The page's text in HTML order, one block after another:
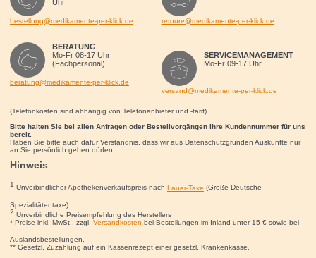
Uhr
bestellung@medikamente-per-klick.de
BERATUNG
Mo-Fr 08-17 Uhr
(Fachpersonal)
beratung@medikamente-per-klick.de
retoure@medikamente-per-klick.de
SERVICEMANAGEMENT
Mo-Fr 09-17 Uhr
versand@medikamente-per-klick.de
(Telefonkosten sind abhängig von Telefonanbieter und -tarif)
Bitte halten Sie bei allen Anfragen oder Bestellvorgängen Ihre Kundennummer für uns
bereit.
Haben Sie bitte auch dafür Verständnis, dass wir aus Datenschutzgründen Auskünfte nur
an Sie persönlich geben dürfen.
Hinweis
1 Unverbindlicher Apothekenverkaufspreis nach Lauer-Taxe (Große Deutsche
Spezialitätentaxe)
2 Unverbindliche Preisempfehlung des Herstellers
* Preise inkl. MwSt., zzgl. Versandkosten bei Bestellungen im Inland unter 15 €sowie bei
Auslandsbestellungen.
** Gesetzl. Zuzahlung auf ein Kassenrezept einer gesetzl. Krankenkasse.